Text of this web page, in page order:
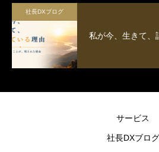
社長DXブログ
私が今、生きて、
サービス
社長DXブログ